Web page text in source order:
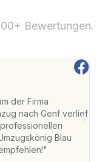
Bewertungen.
der Firma
nach Genf verlief
Blau